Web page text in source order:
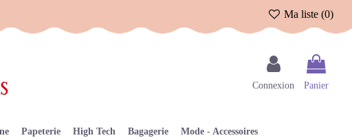
Ma liste (0)
Connexion Panier
Papeterie High Tech Bagagerie Mode - Accessoires